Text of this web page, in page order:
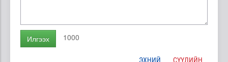
Илгээх 1000
ЭХНИЙ СҮҮЛИЙН